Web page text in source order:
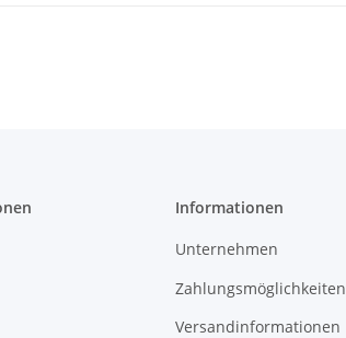
Informationen
Unternehmen
Zahlungsmöglichkeiten
Versandinformationen